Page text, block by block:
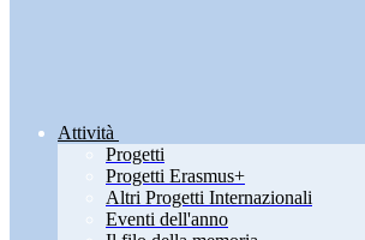
Attività
Progetti
Progetti Erasmus+
Altri Progetti Internazionali
Eventi dell'anno